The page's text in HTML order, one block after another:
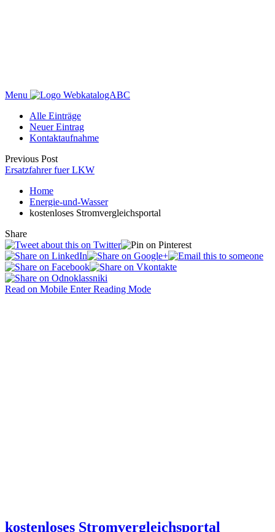
Menu
WebkatalogABC
Alle Einträge
Neuer Eintrag
Kontaktaufnahme
Previous Post
Ersatzfahrer fuer LKW
Home
Energie-und-Wasser
kostenloses Stromvergleichsportal
Share
Read on Mobile Enter Reading Mode
kostenloses Stromvergleichsportal